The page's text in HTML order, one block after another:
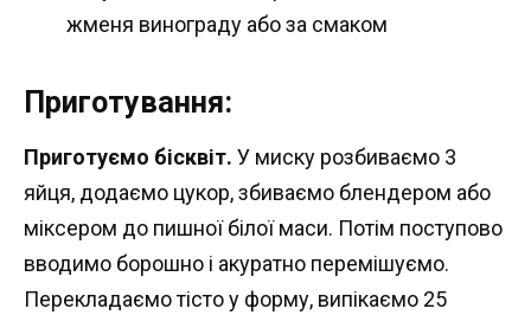
жменя винограду або за смаком
Приготування:
Приготуємо бісквіт. У миску розбиваємо 3
яйця, додаємо цукор, збиваємо блендером або
міксером до пишної білої маси. Потім поступово
вводимо борошно і акуратно перемішуємо.
Перекладаємо тісто у форму, випікаємо 25